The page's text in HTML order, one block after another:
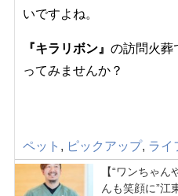
いですよね。
『キラリボン』 の訪問火葬
ってみませんか？
ペット , ピックアップ, ライ
【“ワンちゃ
んも笑顔に”江